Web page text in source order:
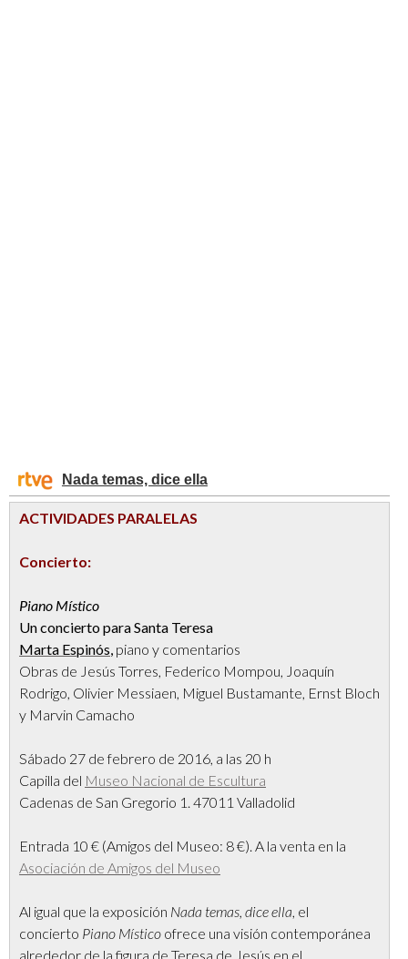
Nada temas, dice ella
ACTIVIDADES PARALELAS
Concierto:
Piano Místico
Un concierto para Santa Teresa
Marta Espinós, piano y comentarios
Obras de Jesús Torres, Federico Mompou, Joaquín
Rodrigo, Olivier Messiaen, Miguel Bustamante, Ernst Bloch
y Marvin Camacho
Sábado 27 de febrero de 2016, a las 20 h
Capilla del Museo Nacional de Escultura
Cadenas de San Gregorio 1. 47011 Valladolid
Entrada 10 € (Amigos del Museo: 8 €). A la venta en la
Asociación de Amigos del Museo
Al igual que la exposición Nada temas, dice ella, el
concierto Piano Místico ofrece una visión contemporánea
alrededor de la figura de Teresa de Jesús en el